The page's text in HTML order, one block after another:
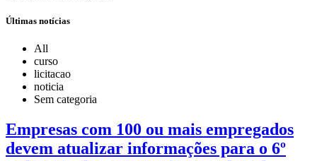
Últimas notícias
All
curso
licitacao
noticia
Sem categoria
Empresas com 100 ou mais empregados
devem atualizar informações para o 6º